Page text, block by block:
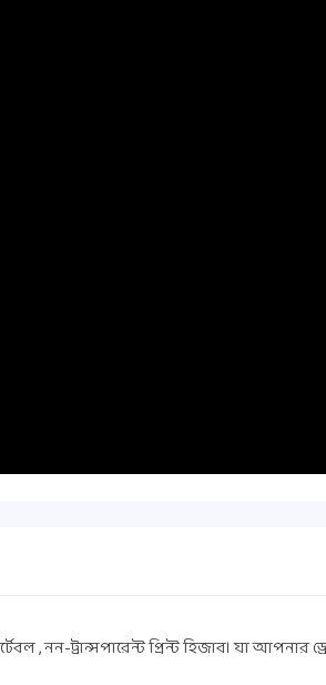
, নন-ট্রান্সপারেন্ট প্রিন্ট হিজাব। যা আপনার